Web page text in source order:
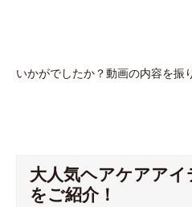
いかがでしたか？動画の内容を振
大人気ヘアケアア
をご紹介！